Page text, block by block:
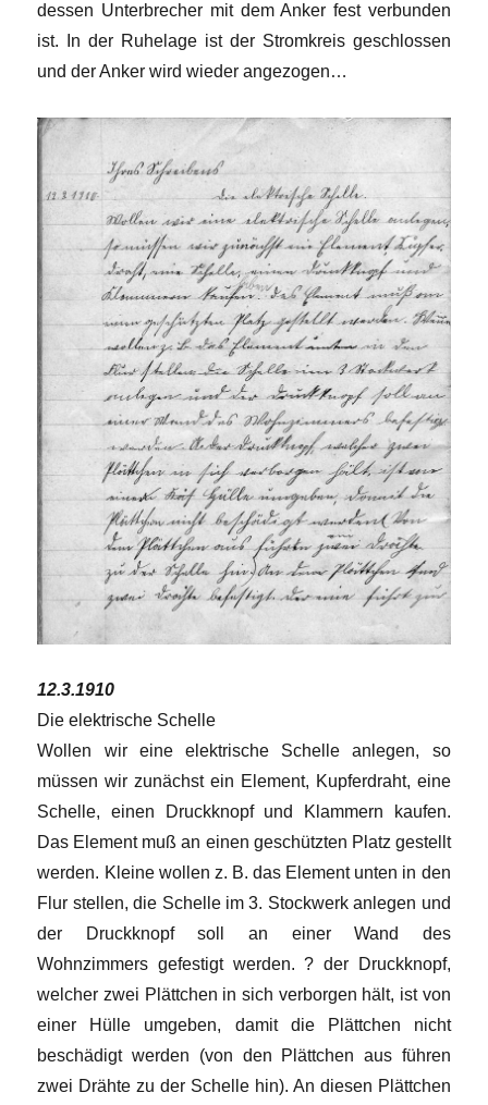
dessen Unterbrecher mit dem Anker fest verbunden
ist. In der Ruhelage ist der Stromkreis geschlossen
und der Anker wird wieder angezogen…
12.3.1910
Die elektrische Schelle
Wollen wir eine elektrische Schelle anlegen, so
müssen wir zunächst ein Element, Kupferdraht, eine
Schelle, einen Druckknopf und Klammern kaufen.
Das Element muß an einen geschützten Platz gestellt
werden. Kleine wollen z. B. das Element unten in den
Flur stellen, die Schelle im 3. Stockwerk anlegen und
der Druckknopf soll an einer Wand des
Wohnzimmers gefestigt werden. ? der Druckknopf,
welcher zwei Plättchen in sich verborgen hält, ist von
einer Hülle umgeben, damit die Plättchen nicht
beschädigt werden (von den Plättchen aus führen
zwei Drähte zu der Schelle hin). An diesen Plättchen